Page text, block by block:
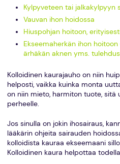
Kylpyveteen tai jalkakylpyyn
Vauvan ihon hoidossa
Hiuspohjan hoitoon,
Ekseemaherkän ihon
ärhäkän aknen yms.
Kolloidinen kaurajauho on niin
helposti, vaikka kuinka monta
on niin mieto, harmiton tuote, sitä
perheelle.
Jos sinulla on jokin ihosairaus,
lääkärin ohjeita sairauden
kolloidista kauraa ekseemaani
Kolloidinen kaura helpottaa